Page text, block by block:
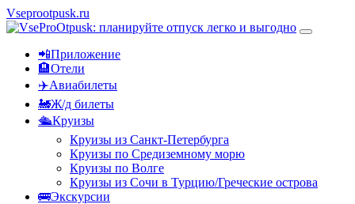
Vseprootpusk.ru
📲Приложение
🏨Отели
✈️Авиабилеты
🚂Ж/д билеты
🛳Круизы
Круизы из Санкт-Петербурга
Круизы по Средиземному морю
Круизы по Волге
Круизы из Сочи в Турцию/Греческие острова
🚌Экскурсии